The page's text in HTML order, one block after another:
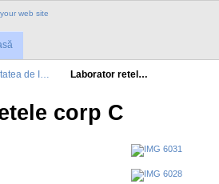
de I… Laborator retel…
corp C